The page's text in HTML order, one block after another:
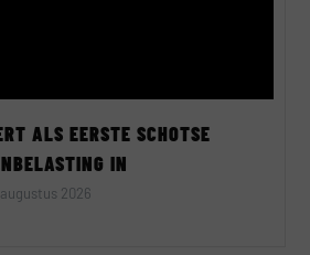
ALS EERSTE SCHOTSE
IN
augustus 2026